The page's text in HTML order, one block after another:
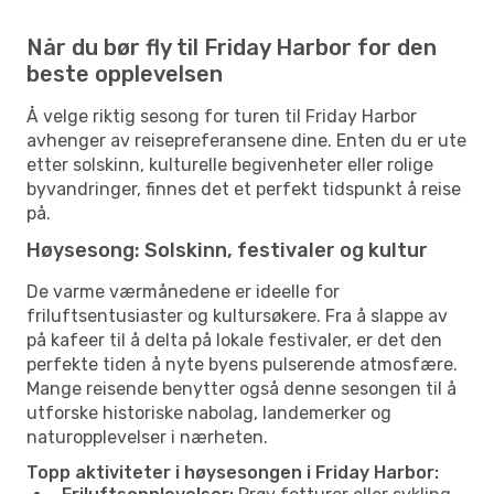
Når du bør fly til Friday Harbor for den
beste opplevelsen
Å velge riktig sesong for turen til Friday Harbor
avhenger av reisepreferansene dine. Enten du er ute
etter solskinn, kulturelle begivenheter eller rolige
byvandringer, finnes det et perfekt tidspunkt å reise
på.
Høysesong: Solskinn, festivaler og kultur
De varme værmånedene er ideelle for
friluftsentusiaster og kultursøkere. Fra å slappe av
på kafeer til å delta på lokale festivaler, er det den
perfekte tiden å nyte byens pulserende atmosfære.
Mange reisende benytter også denne sesongen til å
utforske historiske nabolag, landemerker og
naturopplevelser i nærheten.
Topp aktiviteter i høysesongen i Friday Harbor: